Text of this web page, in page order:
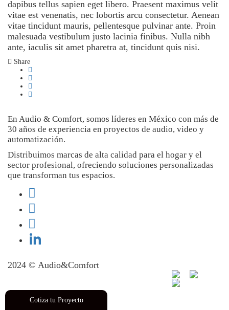
Cotiza tu Proyecto
dapibus tellus sapien eget libero. Praesent maximus velit
vitae est venenatis, nec lobortis arcu consectetur. Aenean
vitae tincidunt mauris, pellentesque pulvinar ante. Proin
malesuada vestibulum justo lacinia finibus. Nulla nibh
ante, iaculis sit amet pharetra at, tincidunt quis nisi.
Share
En Audio & Comfort, somos líderes en México con más de
30 años de experiencia en proyectos de audio, video y
automatización.
Distribuimos marcas de alta calidad para el hogar y el
sector profesional, ofreciendo soluciones personalizadas
que transforman tus espacios.
2024 © Audio&Comfort